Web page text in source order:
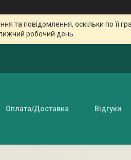
повідомлення, оскільки по її
робочий день.
Оплата/Доставка Відгуки